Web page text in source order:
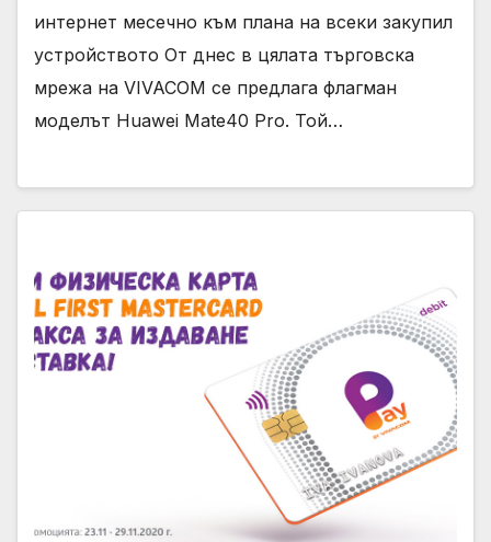
интернет месечно към плана на всеки закупил
устройството От днес в цялата търговска
мрежа на VIVACOM се предлага флагман
моделът Huawei Mate40 Pro. Той…